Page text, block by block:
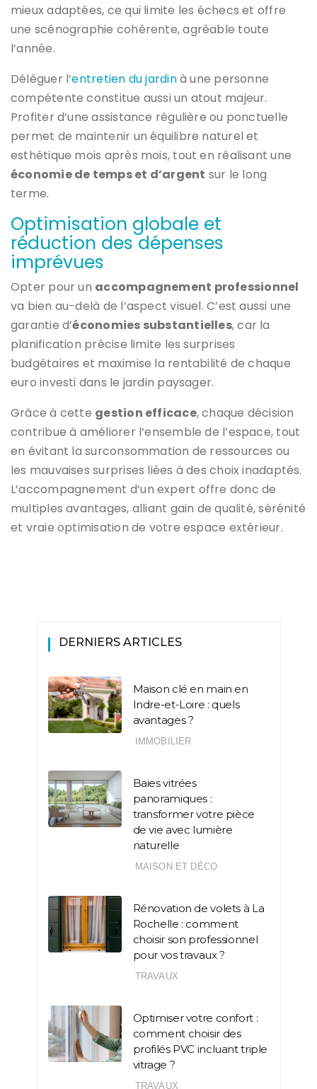
mieux adaptées, ce qui limite les échecs et offre
une scénographie cohérente, agréable toute
l’année.
Déléguer l’entretien du jardinà une personne
compétente constitue aussi un atout majeur.
Profiter d’une assistance régulière ou ponctuelle
permet de maintenir un équilibre naturel et
esthétique mois après mois, tout en réalisant une
économie de temps et d’argent sur le long
terme.
Optimisation globale et
réduction des dépenses
imprévues
Opter pour un accompagnement professionnel
va bien au-delà de l’aspect visuel. C’est aussi une
garantie d’économies substantielles, car la
planification précise limite les surprises
budgétaires et maximise la rentabilité de chaque
euro investi dans le jardin paysager.
Grâce à cette gestion efficace, chaque décision
contribue à améliorer l’ensemble de l’espace, tout
en évitant la surconsommation de ressources ou
les mauvaises surprises liées à des choix inadaptés.
L’accompagnement d’un expert offre donc de
multiples avantages, alliant gain de qualité, sérénité
et vraie optimisation de votre espace extérieur.
DERNIERS ARTICLES
Maison clé en main en
Indre-et-Loire : quels
avantages ?
IMMOBILIER
Baies vitrées
panoramiques :
transformer votre pièce
de vie avec lumière
naturelle
MAISON ET DÉCO
Rénovation de volets à La
Rochelle : comment
choisir son professionnel
pour vos travaux ?
TRAVAUX
Optimiser votre confort :
comment choisir des
profilés PVC incluant triple
vitrage ?
TRAVAUX